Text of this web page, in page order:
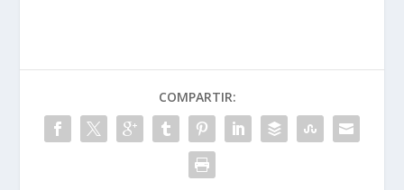
COMPARTIR: